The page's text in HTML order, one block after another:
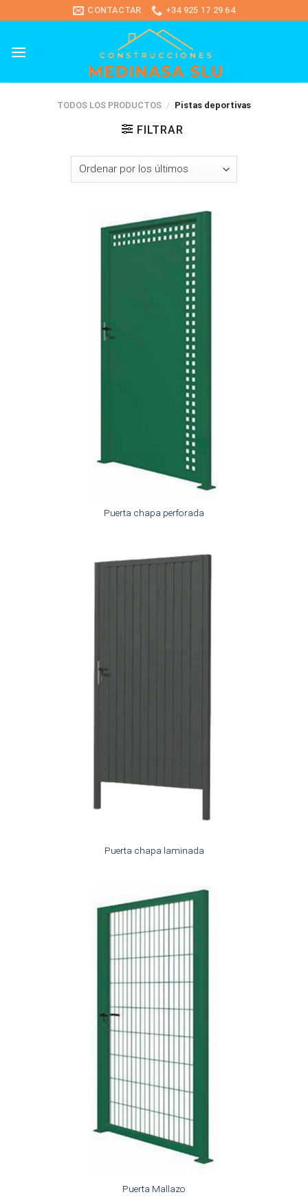
to
CONTACTAR +34 925 17 29 64
TODOS LOS PRODUCTOS / Pistas deportivas
FILTRAR
Puerta chapa perforada
Puerta chapa laminada
Puerta Mallazo